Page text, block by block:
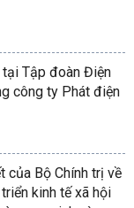
Tập đoàn
NĐ-CP quy định
của đơn vị sự